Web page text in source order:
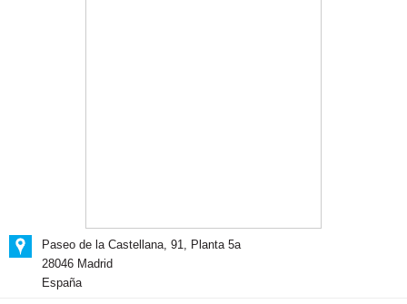
Paseo de la Castellana, 91, Planta 5a
28046 Madrid
España